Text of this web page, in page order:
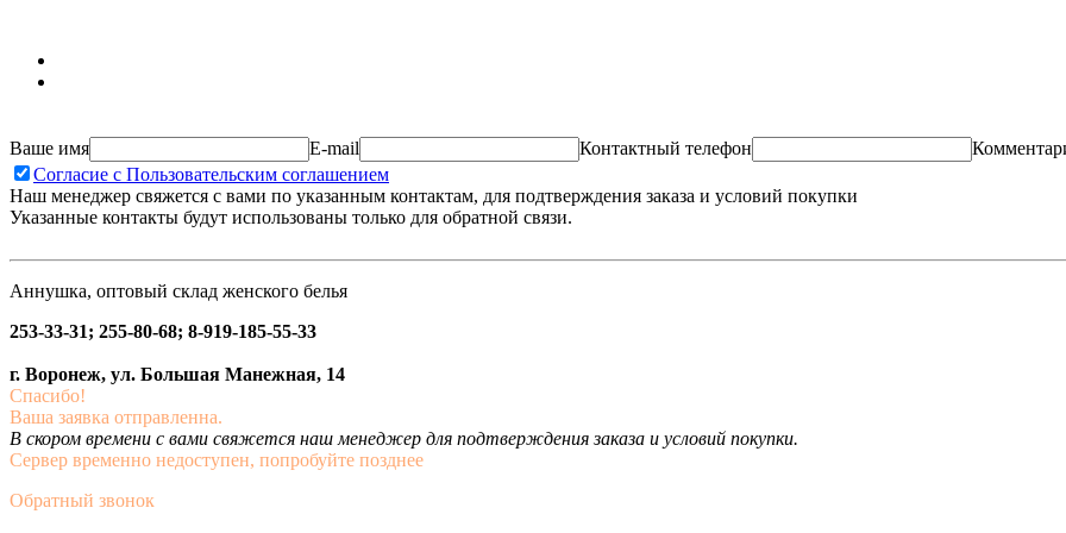
Ваше имя E-mail Контактный телефон
Согласие с Пользовательским соглашением
Наш менеджер свяжется с вами по указанным контактам, для подтверждения заказа и условий покупки
Указанные контакты будут использованы только для обратной связи.
Аннушка, оптовый склад женского белья
253-33-31; 255-80-68; 8-919-185-55-33
г. Воронеж, ул. Большая Манежная, 14
Спасибо!
Ваша заявка отправленна.
В скором времени с вами свяжется наш менеджер для подтверждения заказа и условий покупки.
Сервер временно недоступен, попробуйте позднее
Обратный звонок